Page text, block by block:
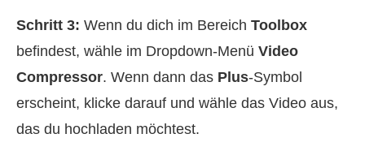
Schritt 3: Wenn du dich im Bereich Toolbox
befindest, wähle im Dropdown‑Menü Video
Compressor. Wenn dann das Plus-Symbol
erscheint, klicke darauf und wähle das Video aus,
das du hochladen möchtest.